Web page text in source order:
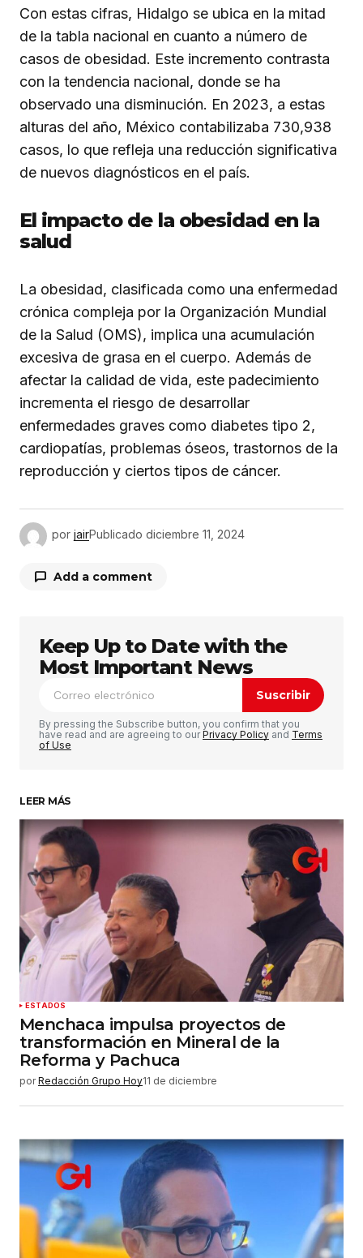
Con estas cifras, Hidalgo se ubica en la mitad
de la tabla nacional en cuanto a número de
casos de obesidad. Este incremento contrasta
con la tendencia nacional, donde se ha
observado una disminución. En 2023, a estas
alturas del año, México contabilizaba 730,938
casos, lo que refleja una reducción significativa
de nuevos diagnósticos en el país.
El impacto de la obesidad en la
salud
La obesidad, clasificada como una enfermedad
crónica compleja por la Organización Mundial
de la Salud (OMS), implica una acumulación
excesiva de grasa en el cuerpo. Además de
afectar la calidad de vida, este padecimiento
incrementa el riesgo de desarrollar
enfermedades graves como diabetes tipo 2,
cardiopatías, problemas óseos, trastornos de la
reproducción y ciertos tipos de cáncer.
por jairPublicado diciembre 11, 2024
Add a comment
Tu dirección de correo electrónico no será
publicada. Los campos obligatorios están
marcados con*
Comentario *
Su nombre*
Tu correo electrónico
Guardar mi nombre, correo electrónico y sitio
web en este navegador para la próxima vez que
haga un comentario.
Enviar comentario
Keep Up to Date with the
Most Important News
Suscribir
By pressing the Subscribe button, you confirm that you
have read and are agreeing to ourPrivacy Policy and Terms
of Use
LEER MÁS
ESTADOS
Menchaca impulsa proyectos de
transformación en Mineral de la
Reforma y Pachuca
por Redacción Grupo Hoy11 de diciembre